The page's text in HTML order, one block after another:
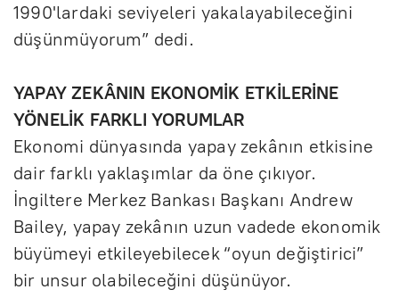
1990'lardaki seviyeleri yakalayabileceğini
düşünmüyorum” dedi.
YAPAY ZEKÂNIN EKONOMİK ETKİLERİNE
YÖNELİK FARKLI YORUMLAR
Ekonomi dünyasında yapay zekânın etkisine
dair farklı yaklaşımlar da öne çıkıyor.
İngiltere Merkez Bankası Başkanı Andrew
Bailey, yapay zekânın uzun vadede ekonomik
büyümeyi etkileyebilecek “oyun değiştirici”
bir unsur olabileceğini düşünüyor.